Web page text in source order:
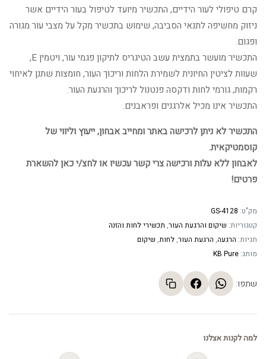
קרם טיפולי לעור הידיים, התכשיר מיועד לטיפול בעור הידיים אשר
ניזוק מחשיפה לתנאי הסביבה, שימוש בתכשיר מקל על מצבי עור מגורה
ופגום.
התכשיר מועשר בתמצית עשב הטיגריס לתיקון פגמי עור, ויטמין E,
שעוות לציטין החיונית לשמירת הלחות וריכוך העור, חומצות שתנן לאיחוי
רקמות, גורמי לחות ודקסה פנטנול לריכוך והרגעת העור.
התכשיר אינו מכיל אלרגנים ופראבנים.
התכשיר לא ניתן לרכישה באתר ומחייב אבחון, ייעוץ וליווי של
קוסמטיקאית.
לאבחון ללא עלות ורכישה צרי קשר עכשיו או לחצ/י כאן להשארת
פרטים!
מק"ט: GS-4128
קטגוריות: שיקום והרגעת העור, תכשירי לחות והזנה
תגיות: הרגעה, הרגעת העור,לחות, שיקום
מותג: KB Pure
שתפו:
למה לקנות אצלנו